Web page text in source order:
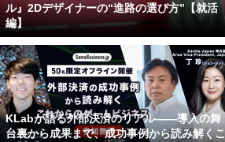
ル』2Dデザイナーの“進路の選び方”【就活
編】
KLabが語る外部決済のリアル――導入の舞
台裏から成果まで、成功事例から読み解くこ